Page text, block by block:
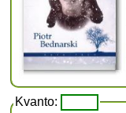
Kvanto: